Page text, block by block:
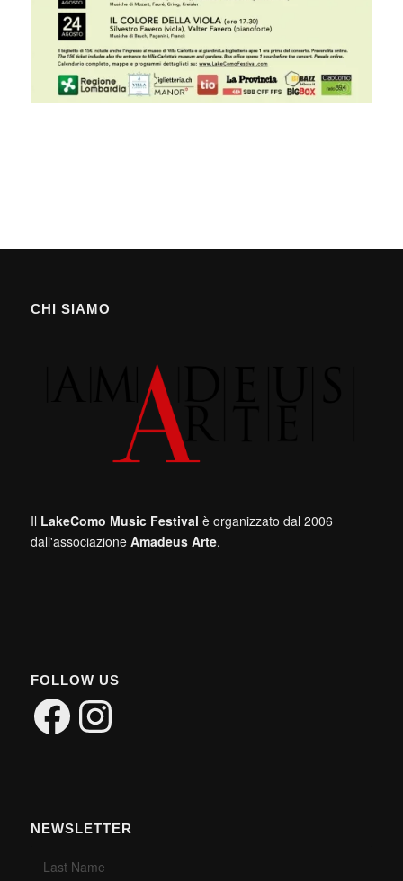
CHI SIAMO
Il LakeComo Music Festival è organizzato dal 2006
dall'associazione Amadeus Arte.
FOLLOW US
FacebookInstagram
NEWSLETTER